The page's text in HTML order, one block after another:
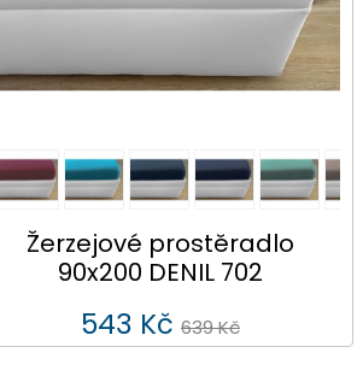
Žerzejové prostěradlo
90x200 DENIL 702
543 Kč 639 Kč